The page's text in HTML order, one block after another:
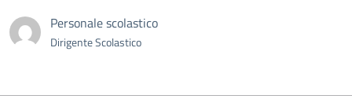
Personale scolastico
Dirigente Scolastico